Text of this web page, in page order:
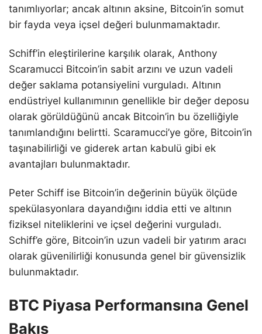
tanımlıyorlar; ancak altının aksine, Bitcoin’in somut
bir fayda veya içsel değeri bulunmamaktadır.
Schiff’in eleştirilerine karşılık olarak, Anthony
Scaramucci Bitcoin’in sabit arzını ve uzun vadeli
değer saklama potansiyelini vurguladı. Altının
endüstriyel kullanımının genellikle bir değer deposu
olarak görüldüğünü ancak Bitcoin’in bu özelliğiyle
tanımlandığını belirtti. Scaramucci’ye göre, Bitcoin’in
taşınabilirliği ve giderek artan kabulü gibi ek
avantajları bulunmaktadır.
Peter Schiff ise Bitcoin’in değerinin büyük ölçüde
spekülasyonlara dayandığını iddia etti ve altının
fiziksel niteliklerini ve içsel değerini vurguladı.
Schiff’e göre, Bitcoin’in uzun vadeli bir yatırım aracı
olarak güvenilirliği konusunda genel bir güvensizlik
bulunmaktadır.
BTC Piyasa Performansına Genel
Bakış